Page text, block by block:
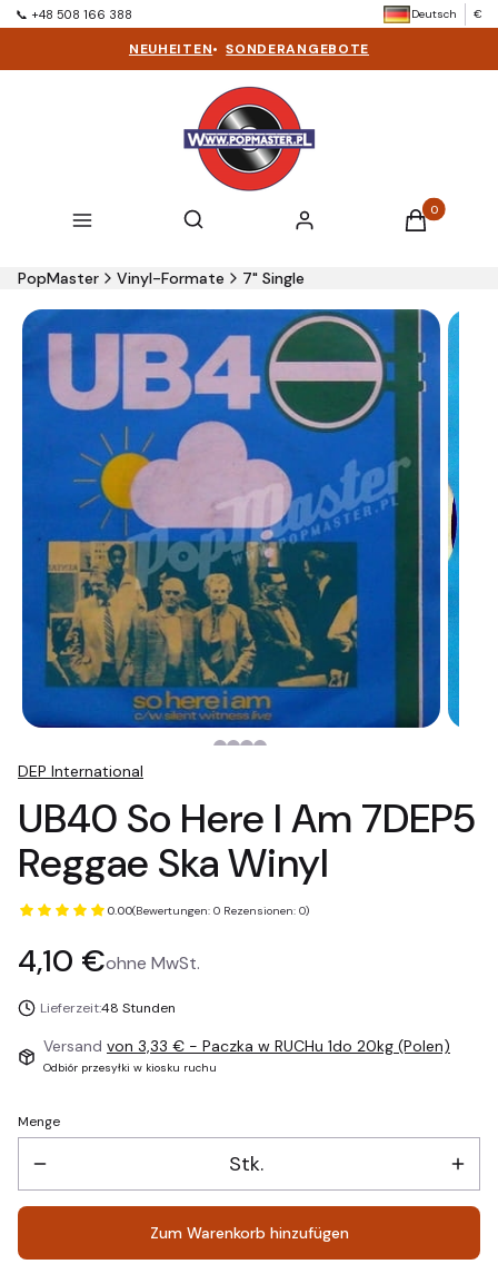
📞 +48 508 166 388 Deutsch €
NEUHEITEN• SONDERANGEBOTE
Menü Suchmaschine öffnen
Suchen Einloggen Produkte im
Warenkorb
PopMaster Vinyl-Formate 7" Single
DEP International
UB40 So Here I Am 7DEP5
Reggae Ska Winyl
0.00(Bewertungen: 0 Rezensionen: 0)
Preis
4,10 €ohne MwSt.
Lieferzeit:48 Stunden
Versand von 3,33 € - Paczka w RUCHu 1do 20kg (Polen)
Odbiór przesyłki w kiosku ruchu
Menge
Stk.
Zum Warenkorb hinzufügen